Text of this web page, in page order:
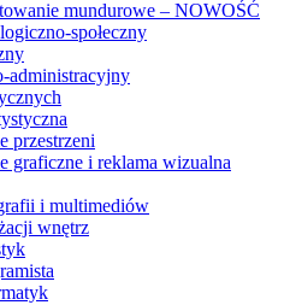
mundurowe – NOWOŚĆ
społeczny
administracyjny
przestrzeni
graficzne i reklama wizualna
i multimediów
wnętrz